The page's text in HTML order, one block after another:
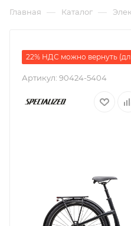
Главная — Каталог —
22% НДС можно вернуть
Артикул: 90424-5404